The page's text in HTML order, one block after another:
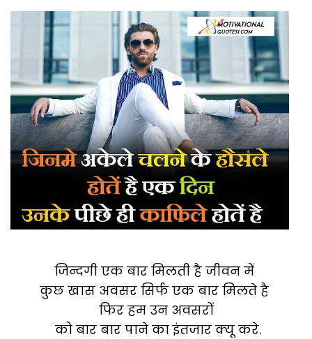
जिन्दगी एक बार मिलती है जीवन में
कुछ खास अवसर सिर्फ एक बार मिलते है
फिर हम उन अवसरों
को बार बार पाने का इंतजार क्यू करे.